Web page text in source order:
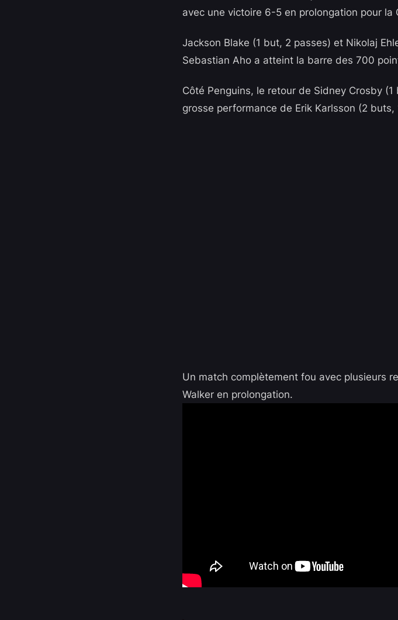
avec une victoire 6-5 en prolongation pour la
Jackson Blake (1 but, 2 passes) et Nikolaj
Sebastian Aho a atteint la barre des 700
Côté Penguins, le retour de Sidney Crosby (1
grosse performance de Erik Karlsson (2 buts,
Un match complètement fou avec plusieurs
Walker en prolongation.